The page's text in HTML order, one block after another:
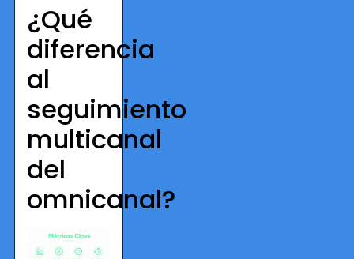
¿Qué
diferencia
al
seguimiento
multicanal
del
omnicanal?